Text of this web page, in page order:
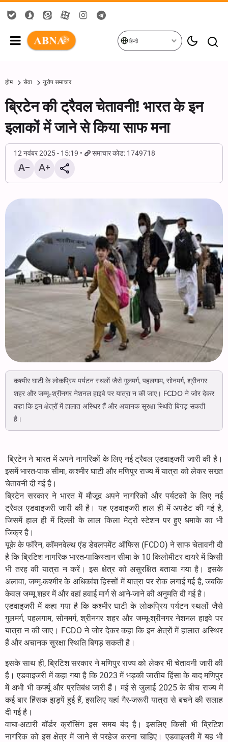
हिन्दी
होम सेवा यूरोप समाचार
ब्रिटेन की ट्रैवल चेतावनी! भारत के इन
इलाकों में जाने से किया साफ मना
12 नवंबर 2025 - 15:19 समाचार कोड: 1749718
कश्मीर घाटी के लोकप्रिय पर्यटन स्थलों जैसे गुलमर्ग, पहलगाम, सोनमर्ग, श्रीनगर
शहर और जम्मू-श्रीनगर नेशनल हाइवे पर यात्रा न की जाए। FCDO ने जोर देकर
कहा कि इन क्षेत्रों में हालात अस्थिर हैं और अचानक सुरक्षा स्थिति बिगड़ सकती
है।
ब्रिटेन ने भारत में अपने नागरिकों के लिए नई ट्रैवल एडवाइजरी जारी की है।
इसमें भारत-पाक सीमा, कश्मीर घाटी और मणिपुर राज्य में यात्रा को लेकर सख्त
चेतावनी दी गई है।
ब्रिटेन सरकार ने भारत में मौजूद अपने नागरिकों और पर्यटकों के लिए नई
ट्रैवल एडवाइजरी जारी की है। यह एडवाइजरी हाल ही में अपडेट की गई है,
जिसमें हाल ही में दिल्ली के लाल किला मेट्रो स्टेशन पर हुए धमाके का भी
जिक्र है।
यूके के फॉरेन, कॉमनवेल्थ एंड डेवलपमेंट ऑफिस (FCDO) ने साफ चेतावनी दी
है कि ब्रिटिश नागरिक भारत-पाकिस्तान सीमा के 10 किलोमीटर दायरे में किसी
भी तरह की यात्रा न करें। इस क्षेत्र को असुरक्षित बताया गया है। इसके
अलावा, जम्मू-कश्मीर के अधिकांश हिस्सों में यात्रा पर रोक लगाई गई है, जबकि
केवल जम्मू शहर में और वहां हवाई मार्ग से आने-जाने की अनुमति दी गई है।
एडवाइजरी में कहा गया है कि कश्मीर घाटी के लोकप्रिय पर्यटन स्थलों जैसे
गुलमर्ग, पहलगाम, सोनमर्ग, श्रीनगर शहर और जम्मू-श्रीनगर नेशनल हाइवे पर
यात्रा न की जाए। FCDO ने जोर देकर कहा कि इन क्षेत्रों में हालात अस्थिर
हैं और अचानक सुरक्षा स्थिति बिगड़ सकती है।
इसके साथ ही, ब्रिटिश सरकार ने मणिपुर राज्य को लेकर भी चेतावनी जारी की
है। एडवाइजरी में कहा गया है कि 2023 में भड़की जातीय हिंसा के बाद मणिपुर
में अभी भी कर्फ्यू और प्रतिबंध जारी हैं। मई से जुलाई 2025 के बीच राज्य में
कई बार हिंसक झड़पें हुई हैं, इसलिए यहां गैर-जरूरी यात्रा से बचने की सलाह
दी गई है।
वाघा-अटारी बॉर्डर क्रॉसिंग इस समय बंद है। इसलिए किसी भी ब्रिटिश
नागरिक को इस क्षेत्र में जाने से परहेज करना चाहिए। एडवाइजरी में यह भी